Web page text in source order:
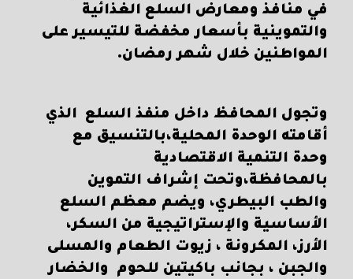
في منافذ ومعارض السلع الغذائية
والتموينية بأسعار مخفضة للتيسير على
المواطنين خلال شهر رمضان.
وتجول المحافظ داخل منفذ السلع الذي
أقامته الوحدة المحلية،بالتنسيق مع
وحدة التنمية الاقتصادية
بالمحافظة،وتحت إشراف التموين
والطب البيطري، ويضم معظم السلع
الأساسية والإستراتيجية من السكر،
الأرز، المكرونة ، زيوت الطعام والمسلى
والجبن ، بجانب باكيتين للحوم والخضار